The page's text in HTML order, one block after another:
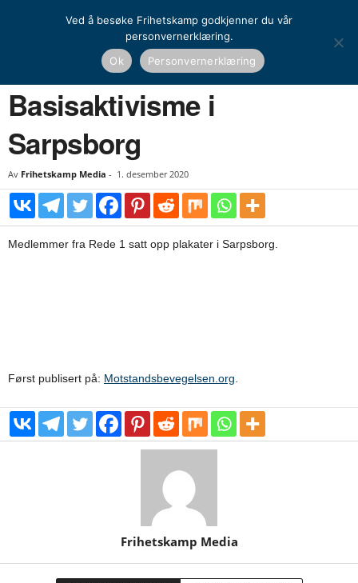
Basisaktivisme i Sarpsborg
Basisaktivisme i
Sarpsborg
Av Frihetskamp Media - 1. desember 2020
Medlemmer fra Rede 1 satt opp plakater i Sarpsborg.
Først publisert på: Motstandsbevegelsen.org
Frihetskamp Media
Ved å besøke Frihetskamp godkjenner du vår
personvernerklæring.
Ok
Personvernerklæring